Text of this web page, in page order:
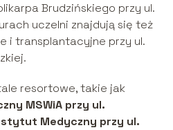
Brudzińskiego przy ul.
uczelni znajdują się też
i transplantacyjne przy ul.
resortowe, takie jak
MSWiA przy ul.
Medyczny przy ul.